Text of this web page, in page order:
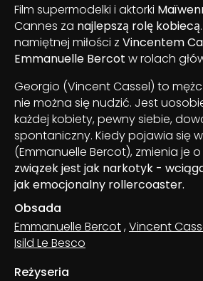
Film supermodelki i aktorki
Cannes za najlepszą rolę kobiecą
namiętnej miłości z Vincentem
Emmanuelle Bercot w rolach
Georgio (Vincent Cassel) to
nie można się nudzić. Jest
każdej kobiety, pewny siebie,
spontaniczny. Kiedy pojawia się
(Emmanuelle Bercot), zmienia je o
związek jest jak narkotyk -
jak emocjonalny rollercoaster.
Obsada
Emmanuelle Bercot,Vincent
Isild Le Besco
Reżyseria